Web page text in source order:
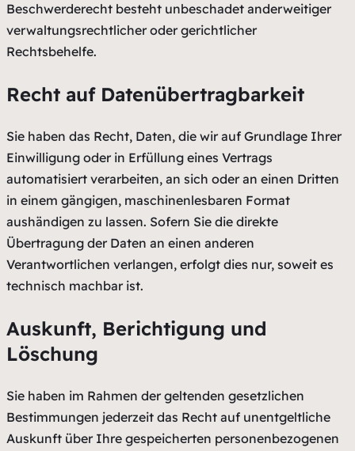
Beschwerderecht besteht unbeschadet anderweitiger
verwaltungsrechtlicher oder gerichtlicher
Rechtsbehelfe.
Recht auf Daten­übertrag­barkeit
Sie haben das Recht, Daten, die wir auf Grundlage Ihrer
Einwilligung oder in Erfüllung eines Vertrags
automatisiert verarbeiten, an sich oder an einen Dritten
in einem gängigen, maschinenlesbaren Format
aushändigen zu lassen. Sofern Sie die direkte
Übertragung der Daten an einen anderen
Verantwortlichen verlangen, erfolgt dies nur, soweit es
technisch machbar ist.
Auskunft, Berichtigung und
Löschung
Sie haben im Rahmen der geltenden gesetzlichen
Bestimmungen jederzeit das Recht auf unentgeltliche
Auskunft über Ihre gespeicherten personenbezogenen